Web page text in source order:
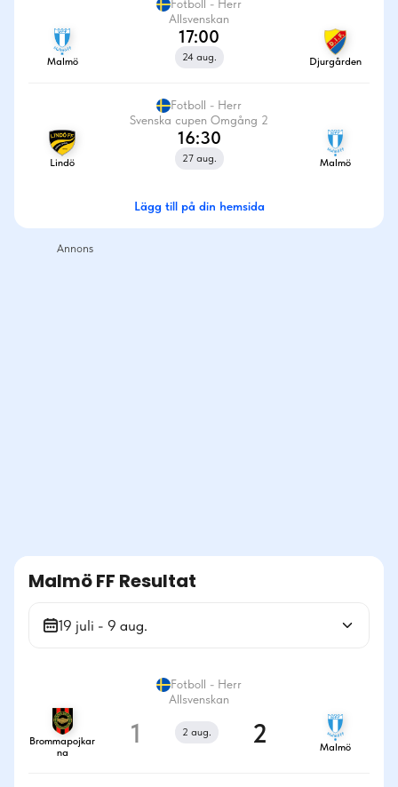
Fotboll - Herr
Allsvenskan
Malmö
17:00
24 aug. Djurgården
Fotboll - Herr
Svenska cupen Omgång 2
Lindö
16:30
27 aug. Malmö
Lägg till på din hemsida
Malmö FF Resultat
19 juli - 9 aug.
Fotboll - Herr
Allsvenskan
Brommapojkar
na
1 2 aug. 2 Malmö